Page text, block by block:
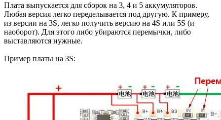
Плата выпускается для сборок на 3, 4 и 5 аккумуляторов.
Любая версия легко переделывается под другую. К примеру,
из версии на 3S, легко получить версию на 4S или 5S (и
наоборот). Для этого либо убираются перемычки, либо
выставляются нужные.
Пример платы на 3S: